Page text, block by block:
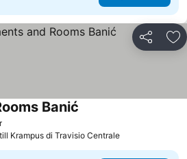
Dela
Se priser
Banić
Krampus di Travisio Centrale